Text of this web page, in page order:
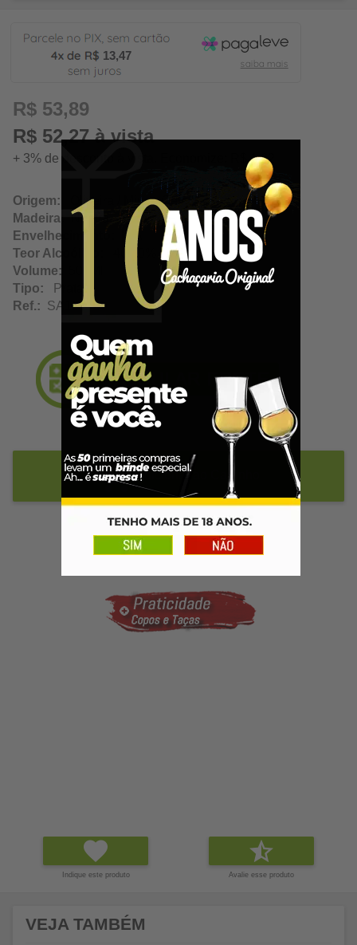
13,47
R$ 53,89
R$ 52,27 à vista
+ 3% de desconto à vista. Economize: R$ 1,62
Origem: Oliveira / Minas Gerais
Madeira:
Neutra
Envelhecimento:
N/A
Teor Alcoólico:
Volume:
Tipo: Prata
Ref.: SA11942
Adicionar ao Carrinho
Indique este produto Avalie esse produto
VEJA TAMBÉM